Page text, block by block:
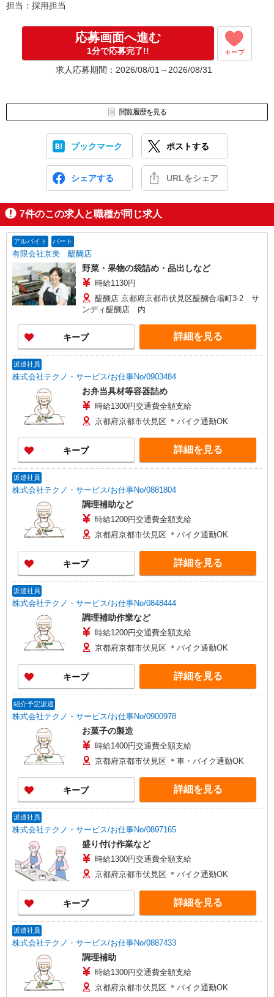
担当：採用担当
応募画面へ進む
1分で応募完了!! キープ
求人応募期間：2026/08/01～2026/08/31
閲覧履歴を見る
ブックマーク ポストする
シェアする URLをシェア
7件のこの求人と職種が同じ求人
アルバイト パート
有限会社京美 醍醐店
野菜・果物の袋詰め・品出しなど
時給1130円
醍醐店 京都府京都市伏見区醍醐合場町3-2 サ
ンディ醍醐店 内
キープ 詳細を見る
派遣社員
株式会社テクノ・サービス/お仕事No/0903484
お弁当具材等容器詰め
時給1300円交通費全額支給
京都府京都市伏見区 ＊バイク通勤OK
キープ 詳細を見る
派遣社員
株式会社テクノ・サービス/お仕事No/0881804
調理補助など
時給1200円交通費全額支給
京都府京都市伏見区 ＊バイク通勤OK
キープ 詳細を見る
派遣社員
株式会社テクノ・サービス/お仕事No/0848444
調理補助作業など
時給1200円交通費全額支給
京都府京都市伏見区 ＊バイク通勤OK
キープ 詳細を見る
紹介予定派遣
株式会社テクノ・サービス/お仕事No/0900978
お菓子の製造
時給1400円交通費全額支給
京都府京都市伏見区 ＊車・バイク通勤OK
キープ 詳細を見る
派遣社員
株式会社テクノ・サービス/お仕事No/0897165
盛り付け作業など
時給1300円交通費全額支給
京都府京都市伏見区 ＊バイク通勤OK
キープ 詳細を見る
派遣社員
株式会社テクノ・サービス/お仕事No/0887433
調理補助
時給1300円交通費全額支給
京都府京都市伏見区 ＊バイク通勤OK